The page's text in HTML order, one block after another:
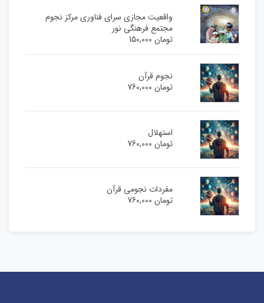
واقعیت مجازی سرای فناوری مرکز نجوم
مجتمع فرهنگی نور
تومان150,000
نجوم قرآن
تومان760,000
استهلال
تومان760,000
مفردات نجومی قرآن
تومان760,000